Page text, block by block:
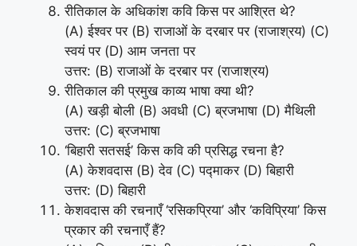
रीतिकाल के अधिकांश कवि किस पर आश्रित थे?
(A) ईश्वर पर (B) राजाओं के दरबार पर (राजाश्रय) (C)
स्वयं पर (D) आम जनता पर
उत्तर: (B) राजाओं के दरबार पर (राजाश्रय)
रीतिकाल की प्रमुख काव्य भाषा क्या थी?
(A) खड़ी बोली (B) अवधी (C) ब्रजभाषा (D) मैथिली
उत्तर: (C) ब्रजभाषा
‘बिहारी सतसई’ किस कवि की प्रसिद्ध रचना है?
(A) केशवदास (B) देव (C) पद्माकर (D) बिहारी
उत्तर: (D) बिहारी
केशवदास की रचनाएँ ‘रसिकप्रिया’ और ‘कविप्रिया’ किस
प्रकार की रचनाएँ हैं?